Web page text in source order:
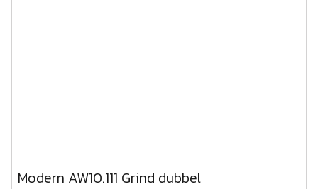
Modern AW10.111 Grind dubbel